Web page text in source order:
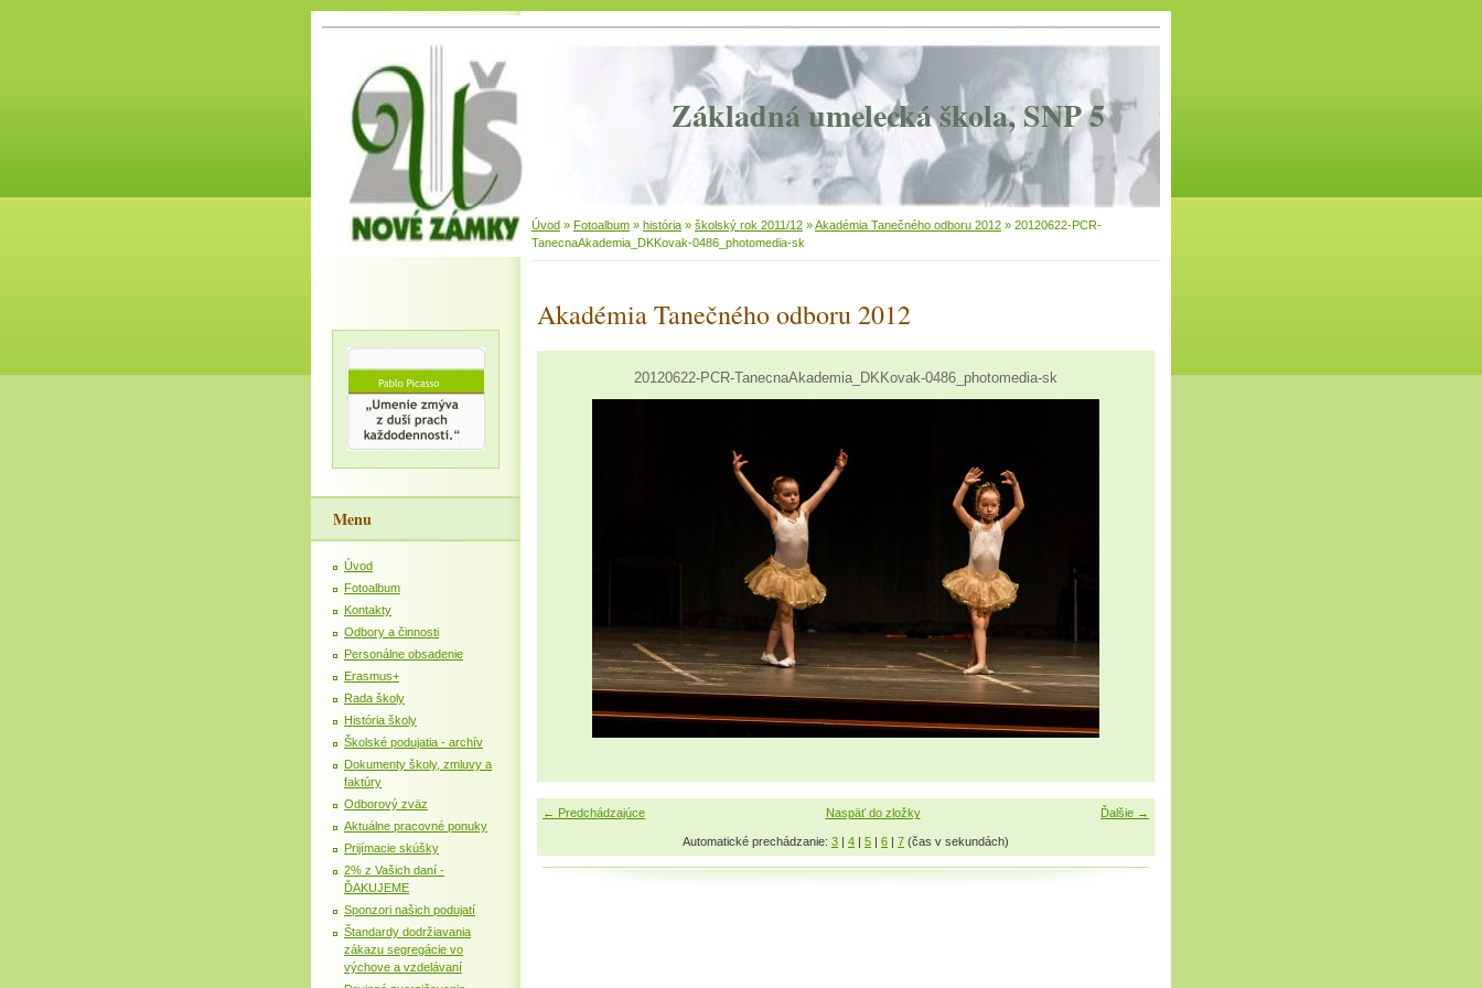
Základná umelecká škola, SNP 5
Úvod » Fotoalbum » história » školský rok 2011/12 »Akadémia Tanečného odboru 2012 » 20120622-PCR-
TanecnaAkademia_DKKovak-0486_photomedia-sk
Akadémia Tanečného odboru 2012
20120622-PCR-TanecnaAkademia_DKKovak-0486_photomedia-sk
← Predchádzajúce Ďalšie →
Naspäť do zložky
Automatické prechádzanie: 3 | 4 | 5 | 6 | 7 (čas v sekundách)
Menu
Úvod
Fotoalbum
Kontakty
Odbory a činnosti
Personálne obsadenie
Erasmus+
Rada školy
História školy
Školské podujatia - archív
Dokumenty školy, zmluvy a
faktúry
Odborový zväz
Aktuálne pracovné ponuky
Prijímacie skúšky
2% z Vašich daní -
ĎAKUJEME
Sponzori našich podujatí
Štandardy dodržiavania
zákazu segregácie vo
výchove a vzdelávaní